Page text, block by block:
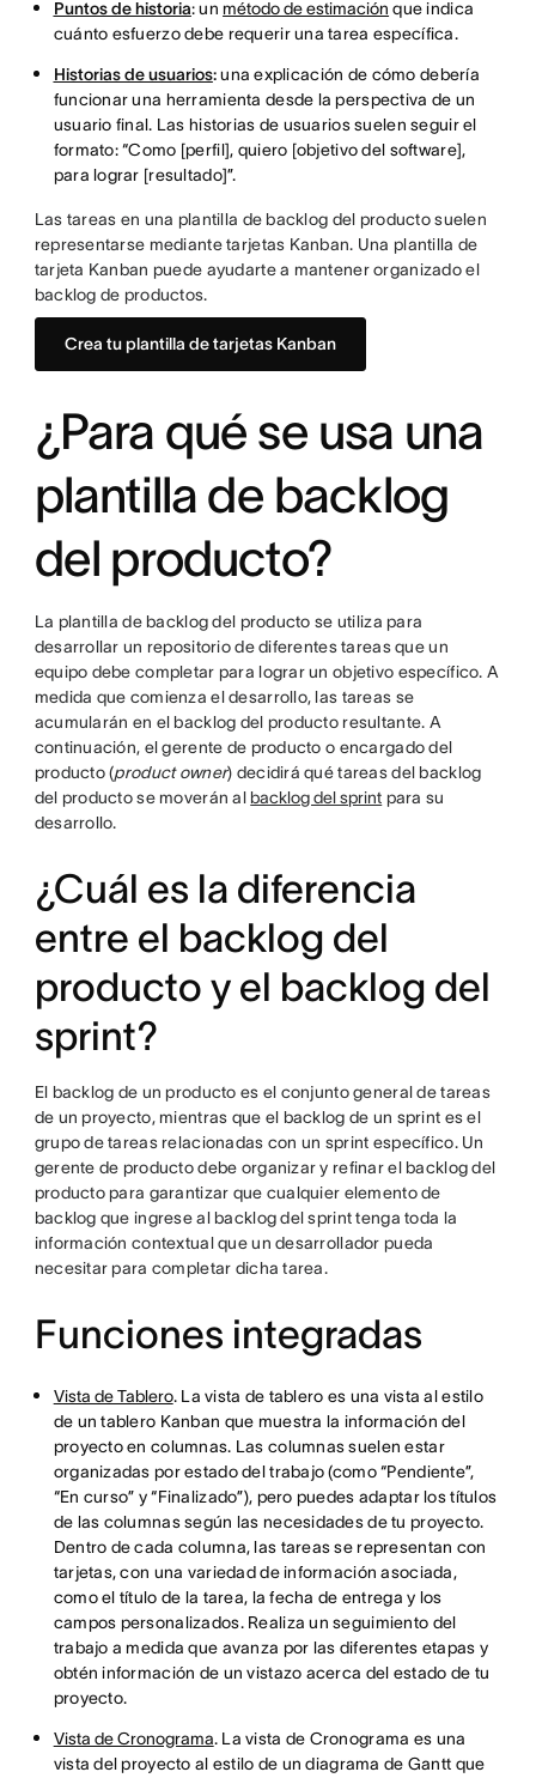
Puntos de historia: unmétodo de estimación que indica
cuánto esfuerzo debe requerir una tarea específica.
Historias de usuarios:una explicación de cómo debería
funcionar una herramienta desde la perspectiva de un
usuario final. Las historias de usuarios suelen seguir el
formato: “Como [perfil], quiero [objetivo del software],
para lograr [resultado]”.
Las tareas en una plantilla de backlog del producto suelen
representarse mediante tarjetas Kanban. Una plantilla de
tarjeta Kanban puede ayudarte a mantener organizado el
backlog de productos.
Crea tu plantilla de tarjetas Kanban
¿Para qué se usa una
plantilla de backlog
del producto?
La plantilla de backlog del producto se utiliza para
desarrollar un repositorio de diferentes tareas que un
equipo debe completar para lograr un objetivo específico. A
medida que comienza el desarrollo, las tareas se
acumularán en el backlog del producto resultante. A
continuación, el gerente de producto o encargado del
producto (product owner) decidirá qué tareas del backlog
del producto se moverán al backlog del sprint para su
desarrollo.
¿Cuál es la diferencia
entre el backlog del
producto y el backlog del
sprint?
El backlog de un producto es el conjunto general de tareas
de un proyecto, mientras que el backlog de un sprint es el
grupo de tareas relacionadas con un sprint específico. Un
gerente de producto debe organizar y refinar el backlog del
producto para garantizar que cualquier elemento de
backlog que ingrese al backlog del sprint tenga toda la
información contextual que un desarrollador pueda
necesitar para completar dicha tarea.
Funciones integradas
Vista de Tablero. La vista de tablero es una vista al estilo
de un tablero Kanban que muestra la información del
proyecto en columnas. Las columnas suelen estar
organizadas por estado del trabajo (como “Pendiente”,
“En curso” y “Finalizado”), pero puedes adaptar los títulos
de las columnas según las necesidades de tu proyecto.
Dentro de cada columna, las tareas se representan con
tarjetas, con una variedad de información asociada,
como el título de la tarea, la fecha de entrega y los
campos personalizados. Realiza un seguimiento del
trabajo a medida que avanza por las diferentes etapas y
obtén información de un vistazo acerca del estado de tu
proyecto.
Vista de Cronograma. La vista de Cronograma es una
vista del proyecto al estilo de un diagrama de Gantt que